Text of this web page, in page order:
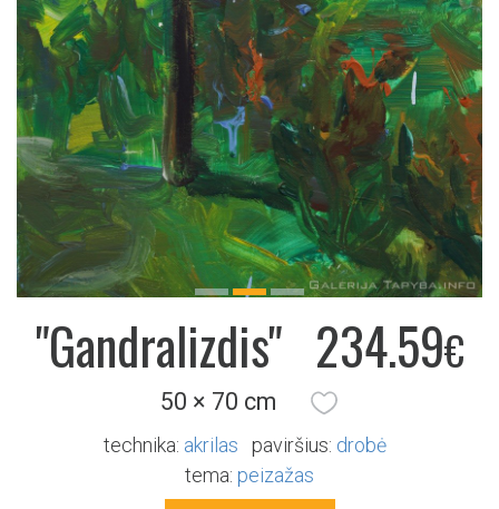
"Gandralizdis" 234.59€
50 × 70 cm
technika: akrilas paviršius: drobė
tema: peizažas